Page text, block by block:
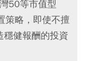
50等市值型
策略，即使不擅
穩健報酬的投資